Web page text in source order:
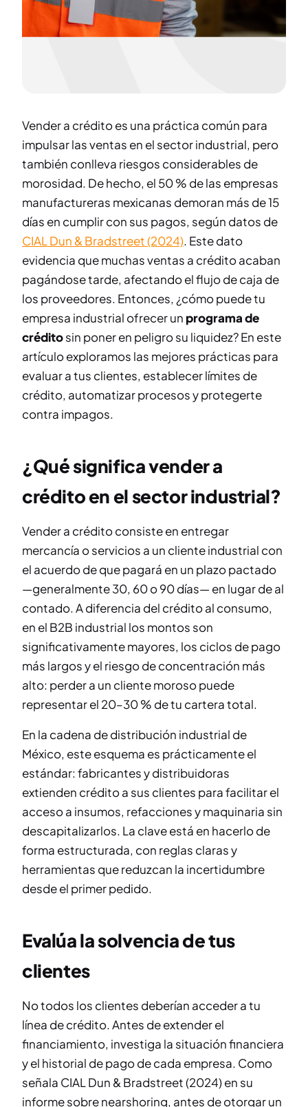
Vender a crédito es una práctica común para
impulsar las ventas en el sector industrial, pero
también conlleva riesgos considerables de
morosidad. De hecho, el 50 % de las empresas
manufactureras mexicanas demoran más de 15
días en cumplir con sus pagos, según datos de
CIAL Dun & Bradstreet (2024). Este dato
evidencia que muchas ventas a crédito acaban
pagándose tarde, afectando el flujo de caja de
los proveedores. Entonces, ¿cómo puede tu
empresa industrial ofrecer un programa de
créditosin poner en peligro su liquidez? En este
artículo exploramos las mejores prácticas para
evaluar a tus clientes, establecer límites de
crédito, automatizar procesos y protegerte
contra impagos.
¿Qué significa vender a
crédito en el sector industrial?
Vender a crédito consiste en entregar
mercancía o servicios a un cliente industrial con
el acuerdo de que pagará en un plazo pactado
—generalmente 30, 60 o 90 días— en lugar de al
contado. A diferencia del crédito al consumo,
en el B2B industrial los montos son
significativamente mayores, los ciclos de pago
más largos y el riesgo de concentración más
alto: perder a un cliente moroso puede
representar el 20–30 % de tu cartera total.
En la cadena de distribución industrial de
México, este esquema es prácticamente el
estándar: fabricantes y distribuidoras
extienden crédito a sus clientes para facilitar el
acceso a insumos, refacciones y maquinaria sin
descapitalizarlos. La clave está en hacerlo de
forma estructurada, con reglas claras y
herramientas que reduzcan la incertidumbre
desde el primer pedido.
Evalúa la solvencia de tus
clientes
No todos los clientes deberían acceder a tu
línea de crédito. Antes de extender el
financiamiento, investiga la situación financiera
y el historial de pago de cada empresa. Como
señala CIAL Dun & Bradstreet (2024)en su
informe sobre nearshoring, antes de otorgar un